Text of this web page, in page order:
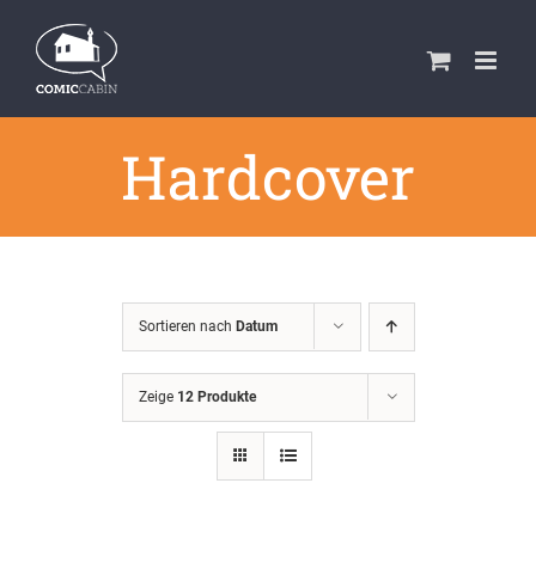
Inhalt
springen
Hardcover
Sortieren nach Datum
Zeige 12 Produkte